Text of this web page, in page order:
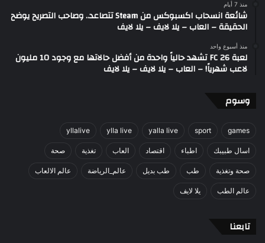
منذ 7 أيام
شائعة انسحاب اكسبوكس من Steam تتصاعد.. وصاحب التصريح يوضح
الحقيقة – العاب – يلا لايف – يلا لايف
منذ أسبوع واحد
لعبة FC 26 تشهد حالياً واحدة من أفضل حالاتها مع وجود 10 مليون
لاعب شهرياً! – العاب – يلا لايف – يلا لايف
وسوم
games
sport
yalla live
ylla live
yllalive
اسال طبيبك اطباء اقتصاد العاب تغذية صحة
صحة وتغذية طب طب بديل عالم_الرياضة عالم الالعاب
عالم الطب يلا لايف
تابعنا